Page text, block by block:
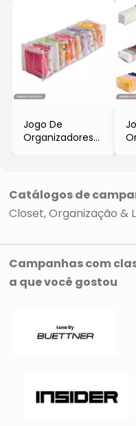
Jogo De
Organizadores
- 14Pçs
- Vb Home
-
-
Catálogos de
Closet Organização &
Campanhas com
a que você gostou